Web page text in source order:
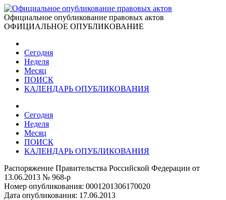
Официальное опубликование правовых актов
ОФИЦИАЛЬНОЕ ОПУБЛИКОВАНИЕ
Сегодня
Неделя
Месяц
ПОИСК
КАЛЕНДАРЬ ОПУБЛИКОВАНИЯ
Сегодня
Неделя
Месяц
ПОИСК
КАЛЕНДАРЬ ОПУБЛИКОВАНИЯ
Распоряжение Правительства Российской Федерации от
13.06.2013 № 968-р
Номер опубликования: 0001201306170020
Дата опубликования: 17.06.2013